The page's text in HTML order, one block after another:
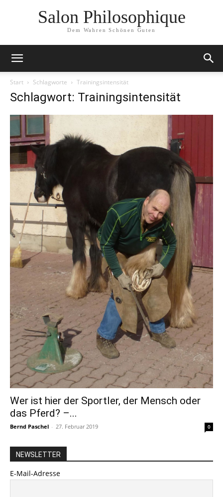
Salon Philosophique
Dem Wahren Schönen Guten
Start Schlagworte Trainingsintensität
Schlagwort: Trainingsintensität
Wer ist hier der Sportler, der Mensch oder
das Pferd? –...
Bernd Paschel - 27. Februar 2019 0
NEWSLETTER
E-Mail-Adresse